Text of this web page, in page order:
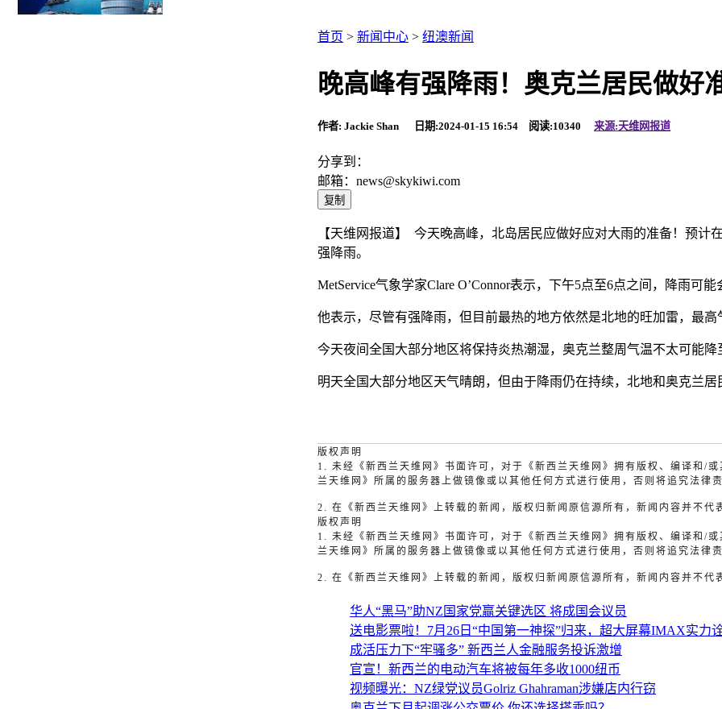
首页 新闻中心 纽澳新闻
晚高峰有强降雨！奥克兰居民做好
作者: Jackie Shan 日期:2024-01-15 16:54 阅读: 来源:天维网报道
分享到：
邮箱：
news@skykiwi.com
复制
【天维网报道】 今天晚高峰，北岛居民应做好应对大雨的准备！预
强降雨。
MetService气象学家Clare O’Connor表示，下午5点至6点之间，降雨可
他表示，尽管有强降雨，但目前最热的地方依然是北地的旺加雷，最
今天夜间全国大部分地区将保持炎热潮湿，奥克兰整周气温不太可能降
明天全国大部分地区天气晴朗，但由于降雨仍在持续，北地和奥克兰
版权声明
1. 未经《新西兰天维网》书面许可，对于《新西兰天维网》拥有版权、编译和/
2. 在《新西兰天维网》上转载的新闻，版权归新闻原信源所有，新闻内容并不代
版权声明
1. 未经《新西兰天维网》书面许可，对于《新西兰天维网》拥有版权、编译和/
华人“黑马”助NZ国家党赢关键选区 将成国会议员
送电影票啦！7月26日“中国第一神探”归来，超大屏幕IMAX实力
成活压力下“牢骚多” 新西兰人金融服务投诉激增
官宣！新西兰的电动汽车将被每年多收1000纽币
视频曝光：NZ绿党议员Golriz Ghahraman涉嫌店内行窃